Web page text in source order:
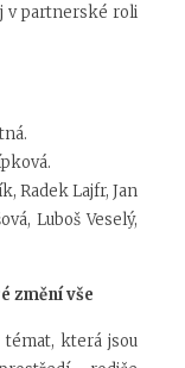
v partnerské roli
Radek Lajfr, Jan
Luboš Veselý,
změní vše
témat, která jsou